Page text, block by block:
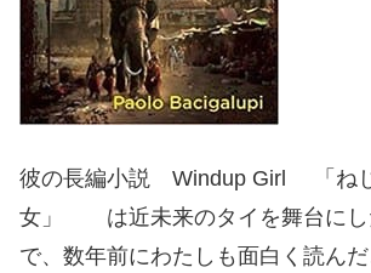
彼の長編小説 Windup Girl 「ね
女」 は近未来のタイを舞台にし
で、数年前にわたしも面白く読ん